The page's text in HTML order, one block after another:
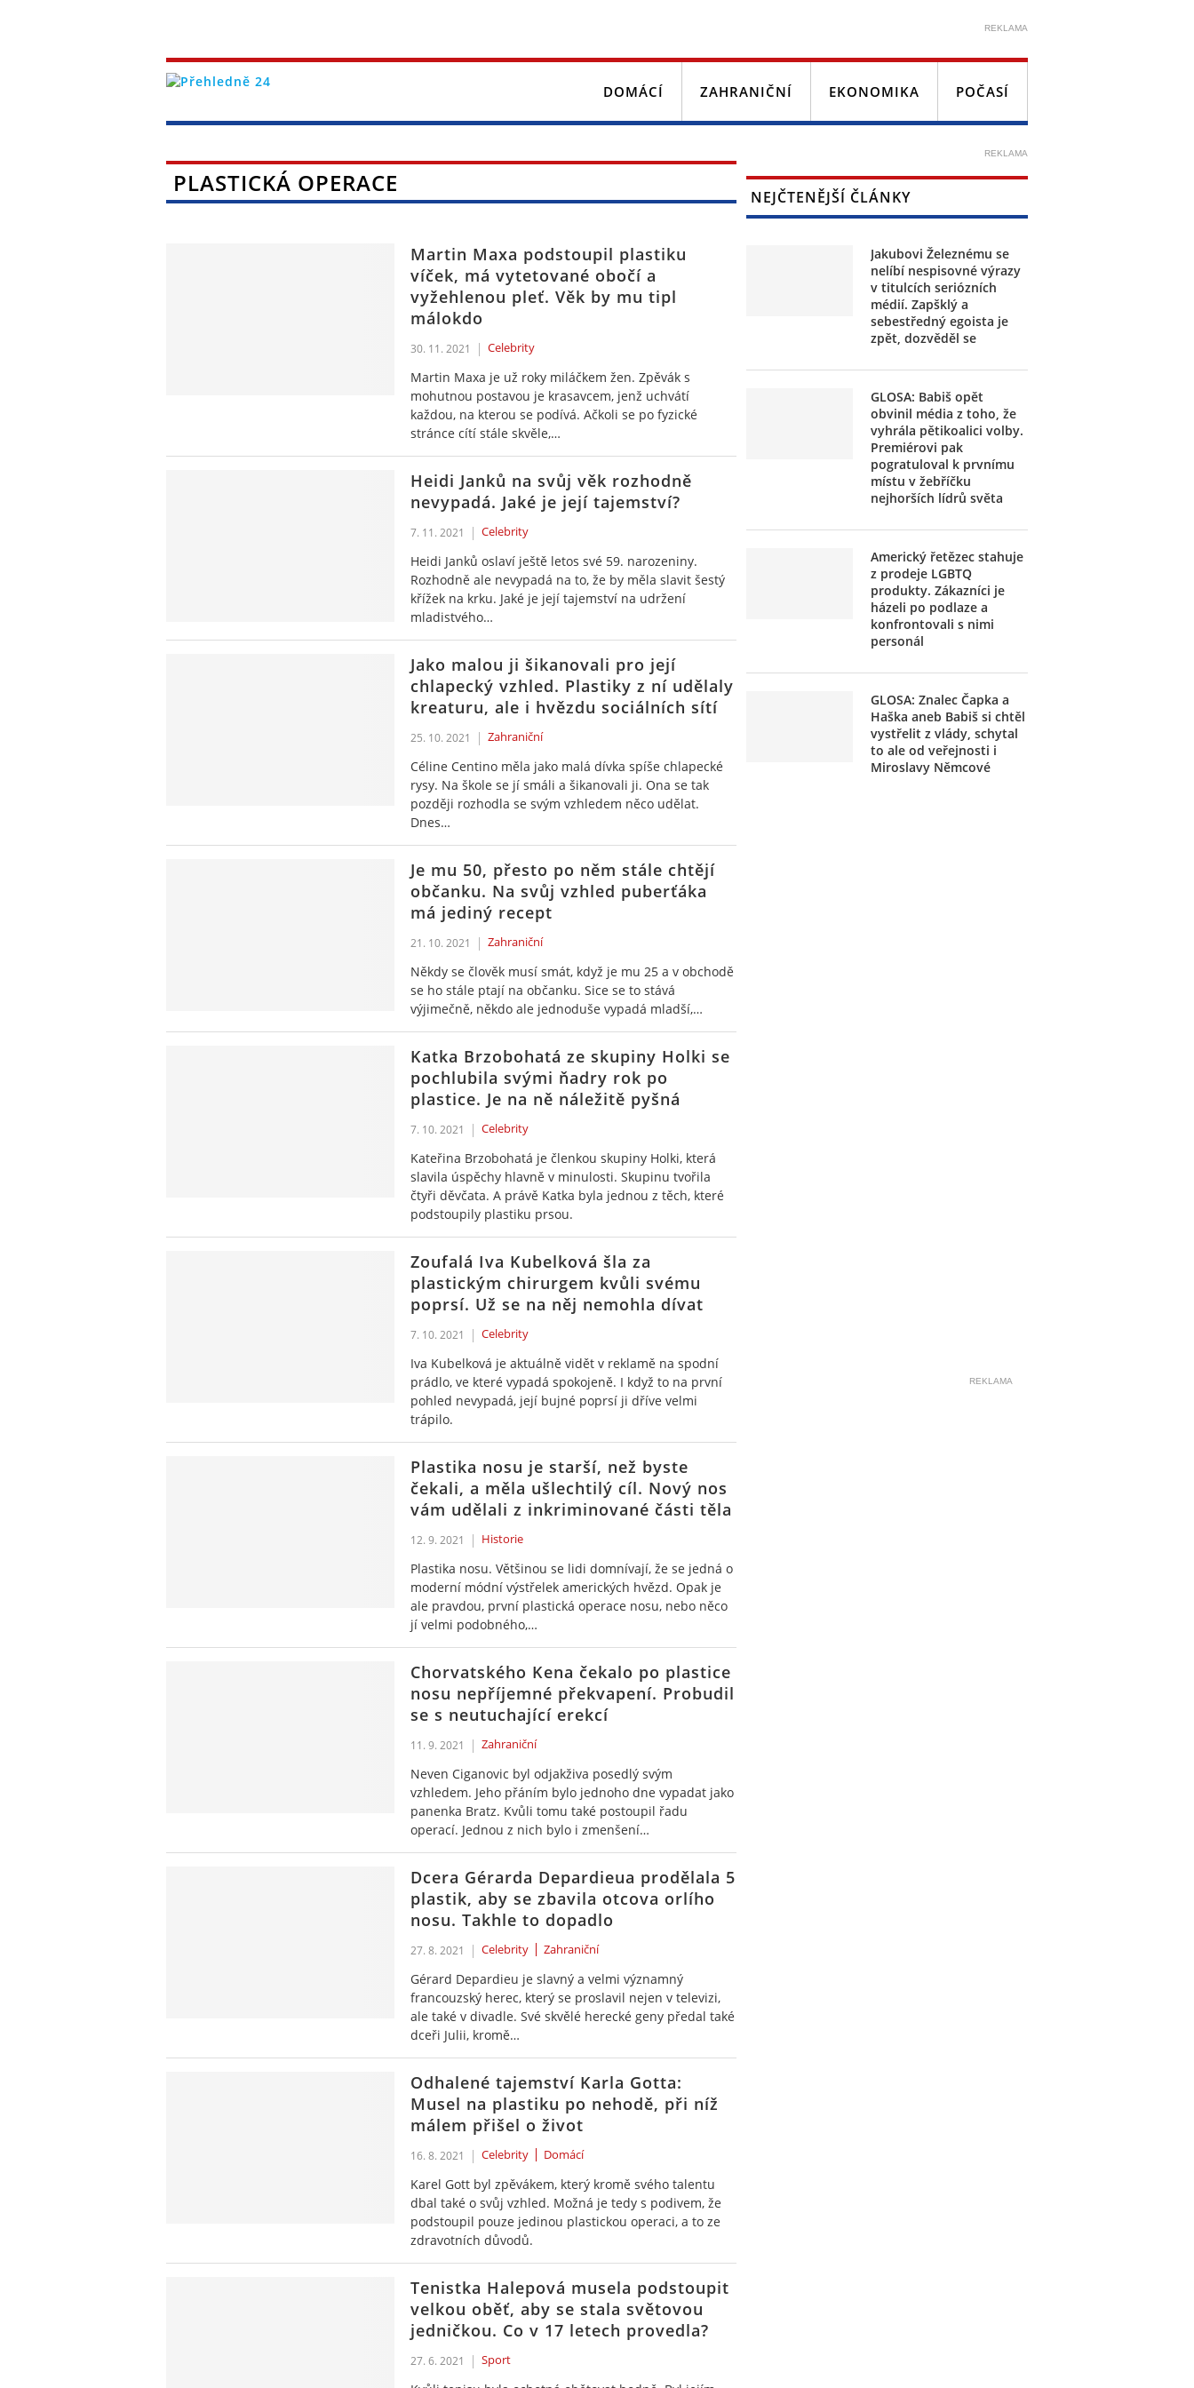
REKLAMA
DOMÁCÍ ZAHRANIČNÍ EKONOMIKA POČASÍ
PLASTICKÁ OPERACE
Martin Maxa podstoupil plastiku
víček, má vytetované obočí a
vyžehlenou pleť. Věk by mu tipl
málokdo
30. 11. 2021 Celebrity
Martin Maxa je už roky miláčkem žen. Zpěvák s
mohutnou postavou je krasavcem, jenž uchvátí
každou, na kterou se podívá. Ačkoli se po fyzické
stránce cítí stále skvěle,…
Heidi Janků na svůj věk rozhodně
nevypadá. Jaké je její tajemství?
7. 11. 2021 Celebrity
Heidi Janků oslaví ještě letos své 59. narozeniny.
Rozhodně ale nevypadá na to, že by měla slavit šestý
křížek na krku. Jaké je její tajemství na udržení
mladistvého…
Jako malou ji šikanovali pro její
chlapecký vzhled. Plastiky z ní udělaly
kreaturu, ale i hvězdu sociálních sítí
25. 10. 2021 Zahraniční
Céline Centino měla jako malá dívka spíše chlapecké
rysy. Na škole se jí smáli a šikanovali ji. Ona se tak
později rozhodla se svým vzhledem něco udělat.
Dnes…
Je mu 50, přesto po něm stále chtějí
občanku. Na svůj vzhled puberťáka
má jediný recept
21. 10. 2021 Zahraniční
Někdy se člověk musí smát, když je mu 25 a v obchodě
se ho stále ptají na občanku. Sice se to stává
výjimečně, někdo ale jednoduše vypadá mladší,…
Katka Brzobohatá ze skupiny Holki se
pochlubila svými ňadry rok po
plastice. Je na ně náležitě pyšná
7. 10. 2021 Celebrity
Kateřina Brzobohatá je členkou skupiny Holki, která
slavila úspěchy hlavně v minulosti. Skupinu tvořila
čtyři děvčata. A právě Katka byla jednou z těch, které
podstoupily plastiku prsou.
Zoufalá Iva Kubelková šla za
plastickým chirurgem kvůli svému
poprsí. Už se na něj nemohla dívat
7. 10. 2021 Celebrity
Iva Kubelková je aktuálně vidět v reklamě na spodní
prádlo, ve které vypadá spokojeně. I když to na první
pohled nevypadá, její bujné poprsí ji dříve velmi
trápilo.
Plastika nosu je starší, než byste
čekali, a měla ušlechtilý cíl. Nový nos
vám udělali z inkriminované části těla
12. 9. 2021 Historie
Plastika nosu. Většinou se lidi domnívají, že se jedná o
moderní módní výstřelek amerických hvězd. Opak je
ale pravdou, první plastická operace nosu, nebo něco
jí velmi podobného,…
Chorvatského Kena čekalo po plastice
nosu nepříjemné překvapení. Probudil
se s neutuchající erekcí
11. 9. 2021 Zahraniční
Neven Ciganovic byl odjakživa posedlý svým
vzhledem. Jeho přáním bylo jednoho dne vypadat jako
panenka Bratz. Kvůli tomu také postoupil řadu
operací. Jednou z nich bylo i zmenšení…
Dcera Gérarda Depardieua prodělala 5
plastik, aby se zbavila otcova orlího
nosu. Takhle to dopadlo
27. 8. 2021 Celebrity Zahraniční
Gérard Depardieu je slavný a velmi významný
francouzský herec, který se proslavil nejen v televizi,
ale také v divadle. Své skvělé herecké geny předal také
dceři Julii, kromě…
Odhalené tajemství Karla Gotta:
Musel na plastiku po nehodě, při níž
málem přišel o život
16. 8. 2021 Celebrity Domácí
Karel Gott byl zpěvákem, který kromě svého talentu
dbal také o svůj vzhled. Možná je tedy s podivem, že
podstoupil pouze jedinou plastickou operaci, a to ze
zdravotních důvodů.
Tenistka Halepová musela podstoupit
velkou oběť, aby se stala světovou
jedničkou. Co v 17 letech provedla?
27. 6. 2021 Sport
REKLAMA
NEJČTENĚJŠÍ ČLÁNKY
Jakubovi Železnému se
nelíbí nespisovné výrazy
v titulcích seriózních
médií. Zapšklý a
sebestředný egoista je
zpět, dozvěděl se
GLOSA: Babiš opět
obvinil média z toho, že
vyhrála pětikoalici volby.
Premiérovi pak
pogratuloval k prvnímu
místu v žebříčku
nejhorších lídrů světa
Americký řetězec stahuje
z prodeje LGBTQ
produkty. Zákazníci je
házeli po podlaze a
konfrontovali s nimi
personál
GLOSA: Znalec Čapka a
Haška aneb Babiš si chtěl
vystřelit z vlády, schytal
to ale od veřejnosti i
Miroslavy Němcové
REKLAMA